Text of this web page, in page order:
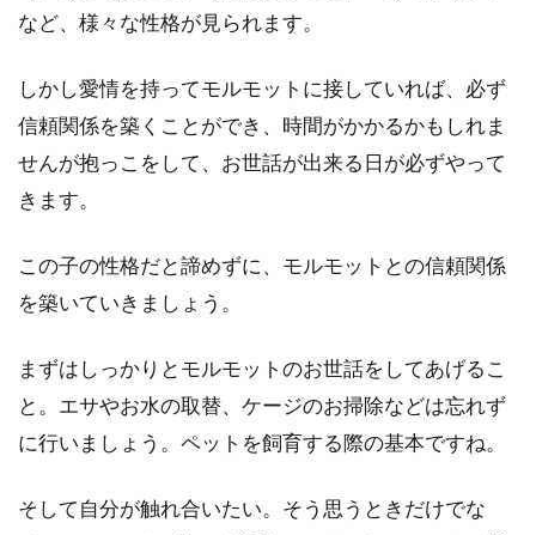
など、様々な性格が見られます。
しかし愛情を持ってモルモットに接していれば、必ず
信頼関係を築くことができ、時間がかかるかもしれま
せんが抱っこをして、お世話が出来る日が必ずやって
きます。
この子の性格だと諦めずに、モルモットとの信頼関係
を築いていきましょう。
まずはしっかりとモルモットのお世話をしてあげるこ
と。エサやお水の取替、ケージのお掃除などは忘れず
に行いましょう。ペットを飼育する際の基本ですね。
そして自分が触れ合いたい。そう思うときだけでな